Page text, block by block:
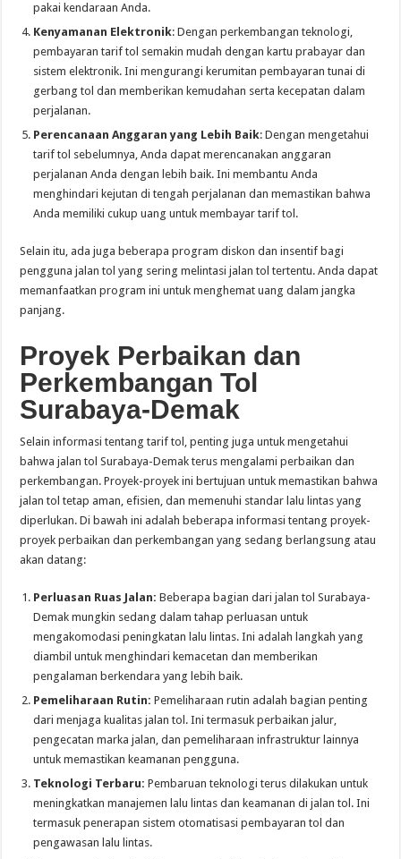
pakai kendaraan Anda.
Kenyamanan Elektronik: Dengan perkembangan teknologi,
pembayaran tarif tol semakin mudah dengan kartu prabayar dan
sistem elektronik. Ini mengurangi kerumitan pembayaran tunai di
gerbang tol dan memberikan kemudahan serta kecepatan dalam
perjalanan.
Perencanaan Anggaran yang Lebih Baik: Dengan mengetahui
tarif tol sebelumnya, Anda dapat merencanakan anggaran
perjalanan Anda dengan lebih baik. Ini membantu Anda
menghindari kejutan di tengah perjalanan dan memastikan bahwa
Anda memiliki cukup uang untuk membayar tarif tol.
Selain itu, ada juga beberapa program diskon dan insentif bagi
pengguna jalan tol yang sering melintasi jalan tol tertentu. Anda dapat
memanfaatkan program ini untuk menghemat uang dalam jangka
panjang.
Proyek Perbaikan dan
Perkembangan Tol
Surabaya-Demak
Selain informasi tentang tarif tol, penting juga untuk mengetahui
bahwa jalan tol Surabaya-Demak terus mengalami perbaikan dan
perkembangan. Proyek-proyek ini bertujuan untuk memastikan bahwa
jalan tol tetap aman, efisien, dan memenuhi standar lalu lintas yang
diperlukan. Di bawah ini adalah beberapa informasi tentang proyek-
proyek perbaikan dan perkembangan yang sedang berlangsung atau
akan datang:
Perluasan Ruas Jalan: Beberapa bagian dari jalan tol Surabaya-
Demak mungkin sedang dalam tahap perluasan untuk
mengakomodasi peningkatan lalu lintas. Ini adalah langkah yang
diambil untuk menghindari kemacetan dan memberikan
pengalaman berkendara yang lebih baik.
Pemeliharaan Rutin: Pemeliharaan rutin adalah bagian penting
dari menjaga kualitas jalan tol. Ini termasuk perbaikan jalur,
pengecatan marka jalan, dan pemeliharaan infrastruktur lainnya
untuk memastikan keamanan pengguna.
Teknologi Terbaru: Pembaruan teknologi terus dilakukan untuk
meningkatkan manajemen lalu lintas dan keamanan di jalan tol. Ini
termasuk penerapan sistem otomatisasi pembayaran tol dan
pengawasan lalu lintas.